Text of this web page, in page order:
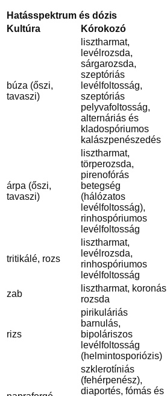
Hatásspektrum és dózis
Kultúra
Kórokozó
búza (őszi,
tavaszi)
lisztharmat,
levélrozsda,
sárgarozsda,
szeptóriás
levélfoltosság,
szeptóriás
pelyvafoltosság,
alternáriás és
kladospóriumos
kalászpenészedés
árpa (őszi,
tavaszi)
lisztharmat,
törperozsda,
pirenofórás
betegség
(hálózatos
levélfoltosság),
rinhospóriumos
levélfoltosság
tritikálé, rozs
lisztharmat,
levélrozsda,
rinhospóriumos
levélfoltosság
zab
lisztharmat, koronás
rozsda
rizs
pirikuláriás
barnulás,
bipoláriszos
levélfoltosság
(helmintosporiózis)
szklerotíniás
(fehérpenész),
diaportés, fómás és